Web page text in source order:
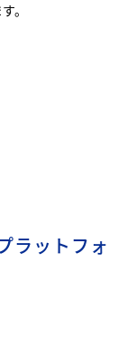
。
ラットフォ